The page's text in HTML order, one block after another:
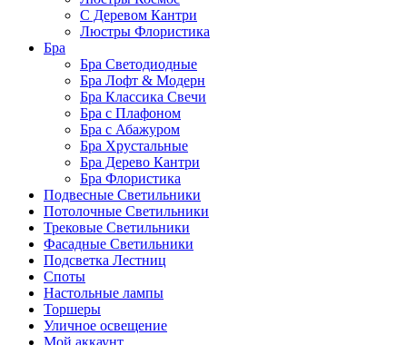
С Деревом Кантри
Люстры Флористика
Бра
Бра Светодиодные
Бра Лофт & Модерн
Бра Классика Свечи
Бра с Плафоном
Бра с Абажуром
Бра Хрустальные
Бра Дерево Кантри
Бра Флористика
Подвесные Светильники
Потолочные Светильники
Трековые Светильники
Фасадные Светильники
Подсветка Лестниц
Споты
Настольные лампы
Торшеры
Уличное освещение
Мой аккаунт